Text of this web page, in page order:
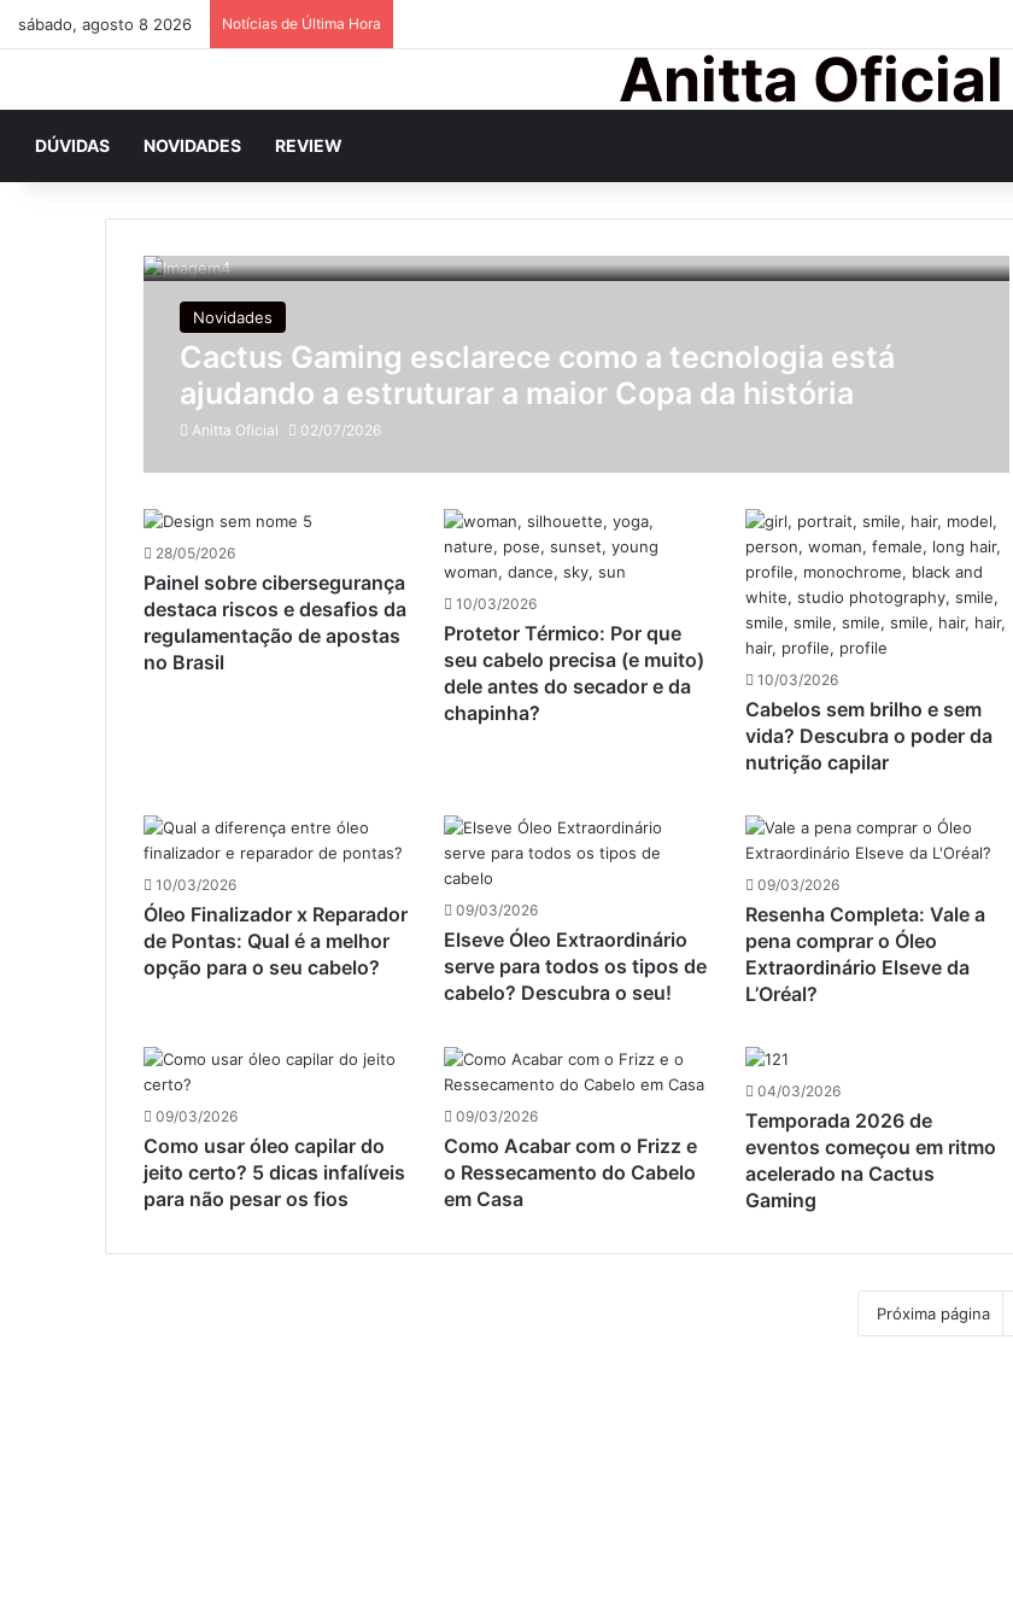
sábado, agosto 8 2026 Notícias de Última Hora
Anitta Oficial
DÚVIDAS NOVIDADES REVIEW
Novidades
Cactus Gaming esclarece como a tecnologia está
ajudando a estruturar a maior Copa da história
Anitta Oficial 02/07/2026
28/05/2026
Painel sobre cibersegurança
destaca riscos e desafios da
regulamentação de apostas
no Brasil
10/03/2026
Protetor Térmico: Por que
seu cabelo precisa (e muito)
dele antes do secador e da
chapinha?
10/03/2026
Cabelos sem brilho e sem
vida? Descubra o poder da
nutrição capilar
10/03/2026
Óleo Finalizador x Reparador
de Pontas: Qual é a melhor
opção para o seu cabelo?
09/03/2026
Elseve Óleo Extraordinário
serve para todos os tipos de
cabelo? Descubra o seu!
09/03/2026
Resenha Completa: Vale a
pena comprar o Óleo
Extraordinário Elseve da
L’Oréal?
09/03/2026
Como usar óleo capilar do
jeito certo? 5 dicas infalíveis
para não pesar os fios
09/03/2026
Como Acabar com o Frizz e
o Ressecamento do Cabelo
em Casa
04/03/2026
Temporada 2026 de
eventos começou em ritmo
acelerado na Cactus
Gaming
Próxima página